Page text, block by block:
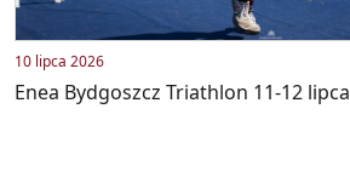
10 lipca 2026
Enea Bydgoszcz Triathlon 11-12 lipca